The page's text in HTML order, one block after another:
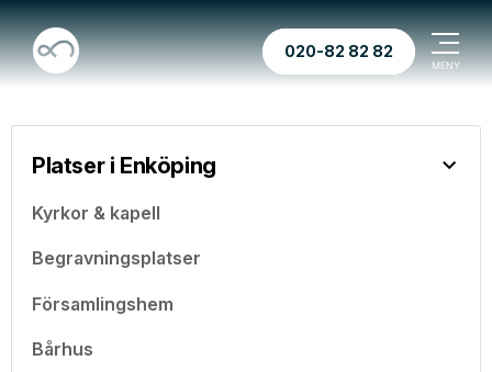
020-82 82 82
Platser i Enköping
Kyrkor & kapell
Begravningsplatser
Församlingshem
Bårhus